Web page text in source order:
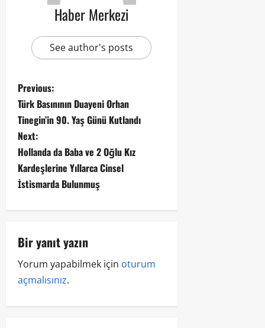
Haber Merkezi
See author's posts
Previous:
Türk Basınının Duayeni Orhan
Tinegin’in 90. Yaş Günü Kutlandı
Next:
Hollanda da Baba ve 2 Oğlu Kız
Kardeşlerine Yıllarca Cinsel
İstismarda Bulunmuş
Bir yanıt yazın
Yorum yapabilmek için oturum
açmalısınız.